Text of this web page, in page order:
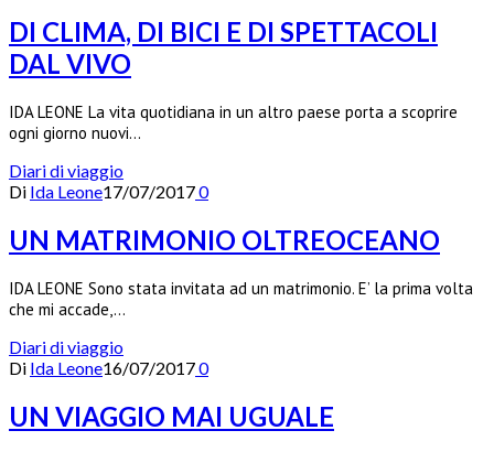
DI CLIMA, DI BICI E DI SPETTACOLI
DAL VIVO
IDA LEONE La vita quotidiana in un altro paese porta a scoprire
ogni giorno nuovi…
Diari di viaggio
Di Ida Leone17/07/20170
UN MATRIMONIO OLTREOCEANO
IDA LEONE Sono stata invitata ad un matrimonio. E’ la prima volta
che mi accade,…
Diari di viaggio
Di Ida Leone16/07/20170
UN VIAGGIO MAI UGUALE